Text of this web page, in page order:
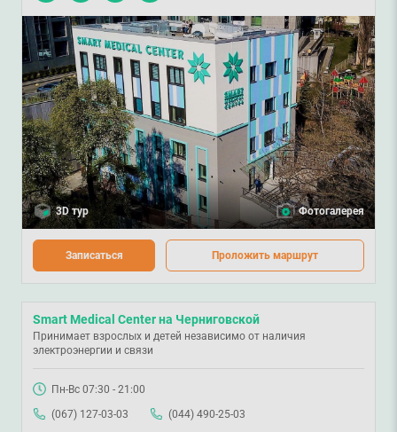
3D тур Фотогалерея
Записаться Проложить маршрут
Smart Medical Center на Черниговской
Принимает взрослых и детей независимо от наличия
электроэнергии и связи
Пн-Вс 07:30 - 21:00
(067) 127-03-03
(044) 490-25-03